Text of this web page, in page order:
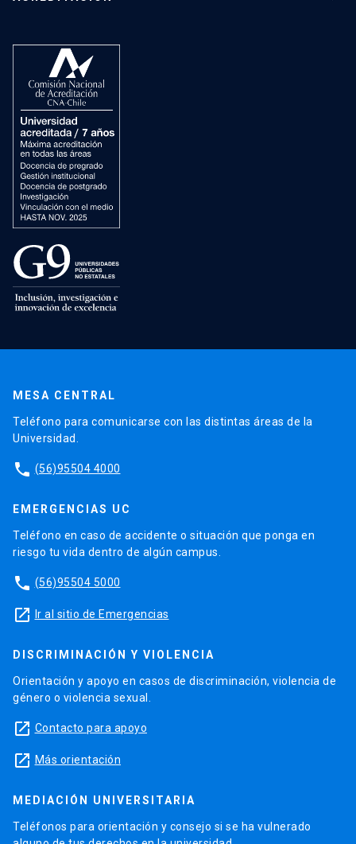
MESA CENTRAL
Teléfono para comunicarse con las distintas áreas de la
Universidad.
phone (56)95504 4000
EMERGENCIAS UC
Teléfono en caso de accidente o situación que ponga en
riesgo tu vida dentro de algún campus.
phone (56)95504 5000
launch Ir al sitio de Emergencias
DISCRIMINACIÓN Y VIOLENCIA
Orientación y apoyo en casos de discriminación, violencia de
género o violencia sexual.
launch Contacto para apoyo
launch Más orientación
MEDIACIÓN UNIVERSITARIA
Teléfonos para orientación y consejo si se ha vulnerado